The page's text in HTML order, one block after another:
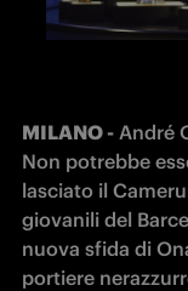
MILANO - André
Non potrebbe
lasciato il
giovanili del
nuova sfida di
portiere